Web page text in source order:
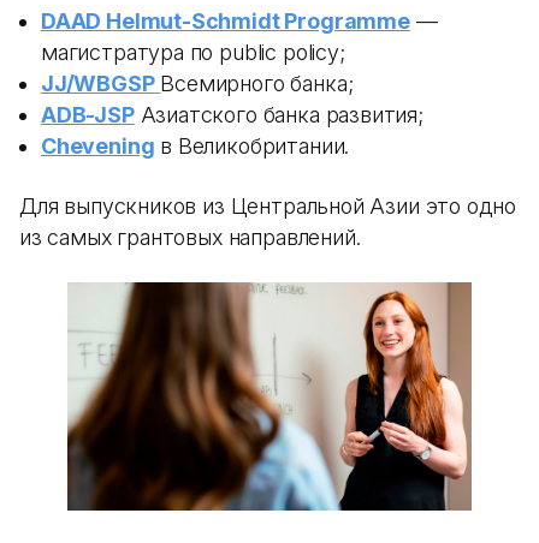
DAAD Helmut-Schmidt Programme—
магистратура по public policy;
JJ/WBGSP Всемирного банка;
ADB-JSPАзиатского банка развития;
Chevening в Великобритании.
Для выпускников из Центральной Азии это одно
из самых грантовых направлений.